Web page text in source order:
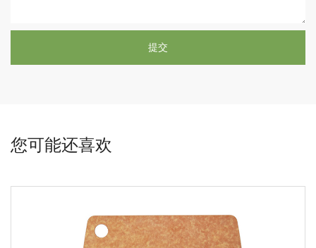
您可能还喜欢